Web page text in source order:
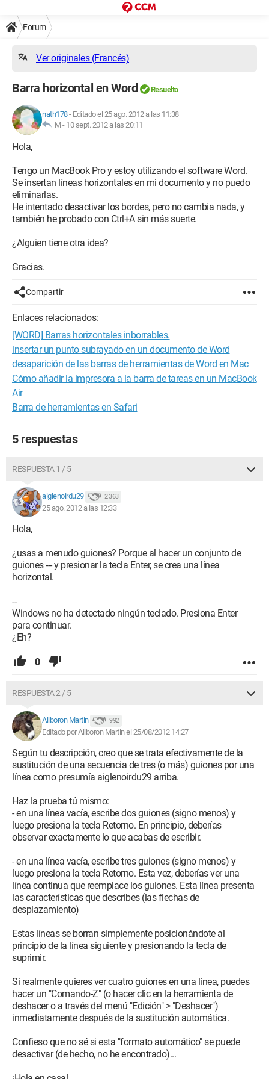
Forum
Ver originales (Francés)
Barra horizontal en Word Resuelto
nath178- Editado el 25 ago. 2012 a las 11:38
M - 10 sept. 2012 a las 20:11
Hola,
Tengo un MacBook Pro y estoy utilizando el software Word.
Se insertan líneas horizontales en mi documento y no puedo
eliminarlas.
He intentado desactivar los bordes, pero no cambia nada, y
también he probado con Ctrl+A sin más suerte.
¿Alguien tiene otra idea?
Gracias.
Compartir
Enlaces relacionados:
[WORD] Barras horizontales inborrables.
insertar un punto subrayado en un documento de Word
desaparición de las barras de herramientas de Word en Mac
Cómo añadir la impresora a la barra de tareas en un MacBook
Air
Barra de herramientas en Safari
5 respuestas
RESPUESTA 1 / 5
aiglenoirdu29 2 363
25 ago. 2012 a las 12:33
Hola,
¿usas a menudo guiones? Porque al hacer un conjunto de
guiones --- y presionar la tecla Enter, se crea una línea
horizontal.
--
Windows no ha detectado ningún teclado. Presiona Enter
para continuar.
¿Eh?
0
RESPUESTA 2 / 5
Aliboron Martin 992
Editado por Aliboron Martin el 25/08/2012 14:27
Según tu descripción, creo que se trata efectivamente de la
sustitución de una secuencia de tres (o más) guiones por una
línea como presumía aiglenoirdu29 arriba.
Haz la prueba tú mismo:
- en una línea vacía, escribe dos guiones (signo menos) y
luego presiona la tecla Retorno. En principio, deberías
observar exactamente lo que acabas de escribir.
- en una línea vacía, escribe tres guiones (signo menos) y
luego presiona la tecla Retorno. Esta vez, deberías ver una
línea continua que reemplace los guiones. Esta línea presenta
las características que describes (las flechas de
desplazamiento)
Estas líneas se borran simplemente posicionándote al
principio de la línea siguiente y presionando la tecla de
suprimir.
Si realmente quieres ver cuatro guiones en una línea, puedes
hacer un "Comando-Z" (o hacer clic en la herramienta de
deshacer o a través del menú "Edición" > "Deshacer")
inmediatamente después de la sustitución automática.
Confieso que no sé si esta "formato automático" se puede
desactivar (de hecho, no he encontrado)...